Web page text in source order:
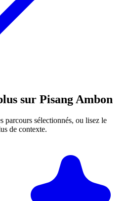
sur Pisang Ambon
parcours sélectionnés, ou lisez le
de contexte.